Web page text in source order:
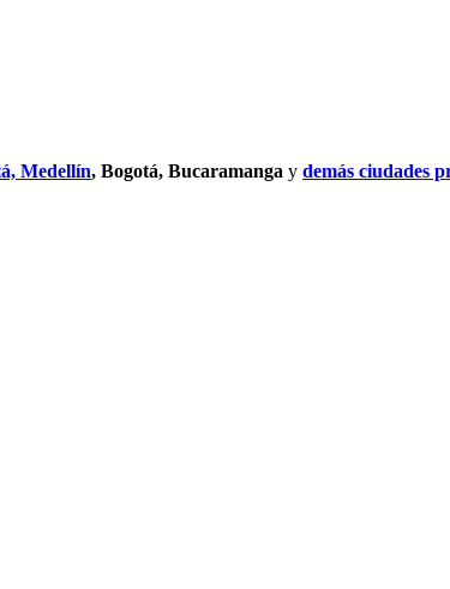
Medellín, Bogotá, Bucaramanga y demás ciudades